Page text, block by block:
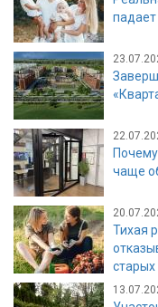
падает
чаще
Тихая
старых